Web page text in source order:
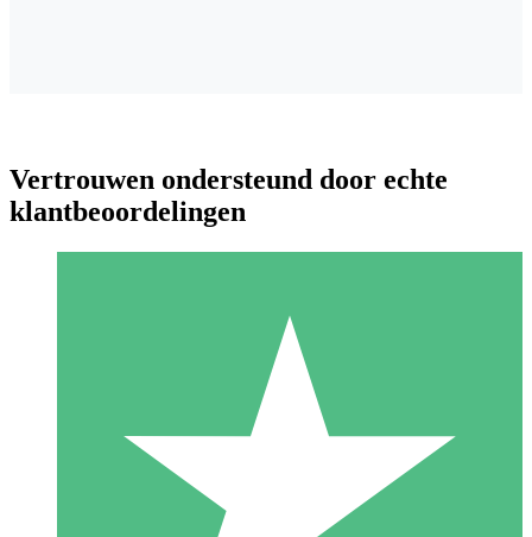
Individuele Creditpakketten
Betaal per gebruik met downloadtegoeden. Geen maandelijkse
Vertrouwen ondersteund door echte
klantbeoordelingen